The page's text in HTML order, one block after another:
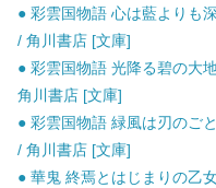
● 彩雲国物語 心は藍よりも
/ 角川書店 [文庫]
● 彩雲国物語 光降る碧の大
角川書店 [文庫]
● 彩雲国物語 緑風は刃のご
/ 角川書店 [文庫]
● 華鬼 終焉とはじまりの乙